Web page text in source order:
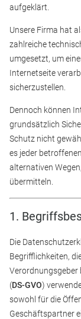
aufgeklärt.
Unsere Firma hat
zahlreiche
umgesetzt, um
Internetseite
sicherzustellen.
Dennoch können
grundsätzlich
Schutz nicht
es jeder
alternativen
übermitteln.
1.
Die
Begrifflichkeiten,
Verordnungsgeber
(DS-GVO)
sowohl für die
Geschäftspartner